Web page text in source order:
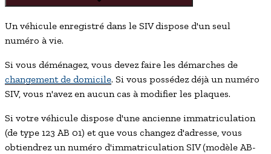
Un véhicule enregistré dans le SIV dispose d'un seul
numéro à vie.
Si vous déménagez, vous devez faire les démarches de
changement de domicile. Si vous possédez déjà un numéro
SIV, vous n'avez en aucun cas à modifier les plaques.
Si votre véhicule dispose d'une ancienne immatriculation
(de type 123 AB 01) et que vous changez d'adresse, vous
obtiendrez un numéro d'immatriculationSIV(modèle AB-